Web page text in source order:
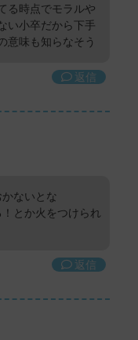
る時点でモラルや
い小卒だから下手
意味も知らなそう
返信
ないとな
とか火をつけられ
返信